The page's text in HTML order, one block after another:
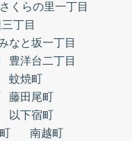
さくらの里一丁目
丁目
なと坂一丁目
豊洋台二丁目
蚊焼町
藤田尾町
以下宿町
南越町